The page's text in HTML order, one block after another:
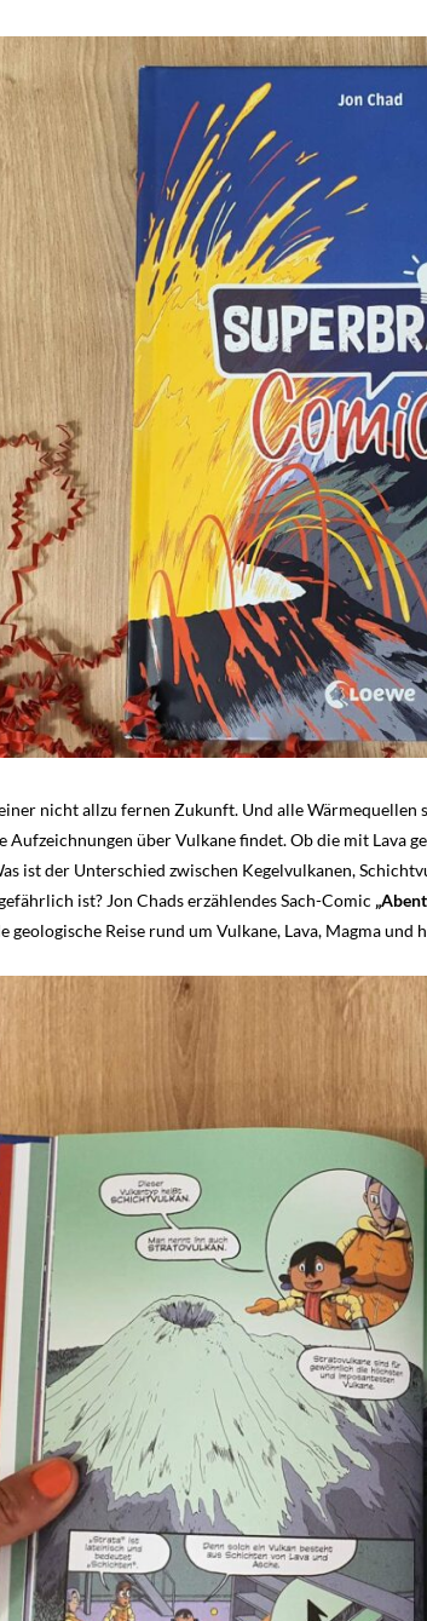
nicht allzu fernen Zukunft. Und alle
Aufzeichnungen über Vulkane findet. Ob die mit Lava
ist der Unterschied zwischen Kegelvulkanen,
ist? Jon Chads erzählendes Sach-Comic
geologische Reise rund um Vulkane, Lava, Magma und